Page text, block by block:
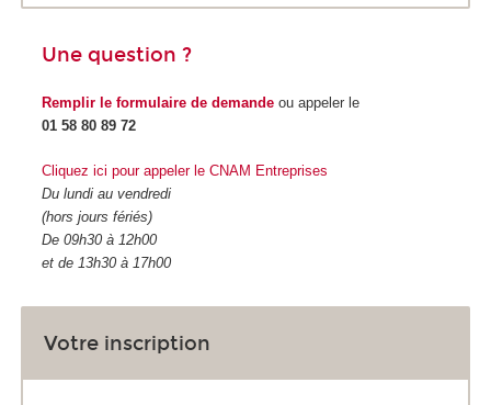
Une question ?
Remplir le formulaire de demande ou appeler le
01 58 80 89 72
Cliquez ici pour appeler le CNAM Entreprises
Du lundi au vendredi
(hors jours fériés)
De 09h30 à 12h00
et de 13h30 à 17h00
Votre inscription